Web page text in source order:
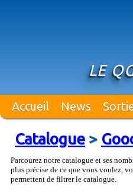
LE
Accueil News
Catalogue>
Parcourez notre catalogue et ses
plus précise de ce que vous voulez,
permettent de filtrer le catalogue.